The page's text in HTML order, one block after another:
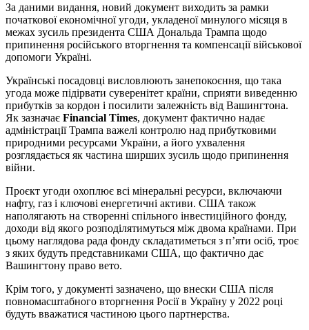
За даними видання, новий документ виходить за рамки
початкової економічної угоди, укладеної минулого місяця в
межах зусиль президента США Дональда Трампа щодо
припинення російського вторгнення та компенсації військової
допомоги Україні.
Українські посадовці висловлюють занепокоєння, що така
угода може підірвати суверенітет країни, сприяти виведенню
прибутків за кордон і посилити залежність від Вашингтона.
Як зазначає Financial Times, документ фактично надає
адміністрації Трампа важелі контролю над прибутковими
природними ресурсами України, а його ухвалення
розглядається як частина ширших зусиль щодо припинення
війни.
Проєкт угоди охоплює всі мінеральні ресурси, включаючи
нафту, газ і ключові енергетичні активи. США також
наполягають на створенні спільного інвестиційного фонду,
доходи від якого розподілятимуться між двома країнами. При
цьому наглядова рада фонду складатиметься з п’яти осіб, троє
з яких будуть представниками США, що фактично дає
Вашингтону право вето.
Крім того, у документі зазначено, що внески США після
повномасштабного вторгнення Росії в Україну у 2022 році
будуть вважатися частиною цього партнерства.